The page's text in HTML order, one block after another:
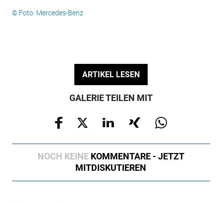
© Foto: Mercedes-Benz
ARTIKEL LESEN
GALERIE TEILEN MIT
NOCH KEINE KOMMENTARE - JETZT
MITDISKUTIEREN